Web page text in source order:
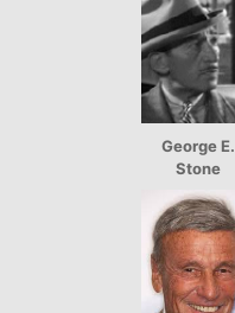
George E.
Stone